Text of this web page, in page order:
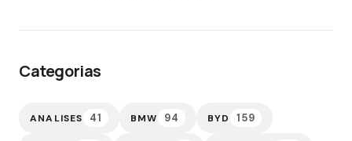
Categorias
ANALISES 41 BMW 94 BYD 159